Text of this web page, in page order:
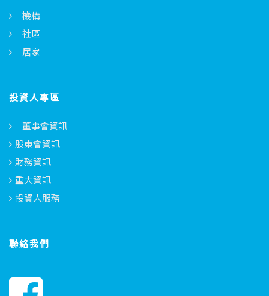
機構
社區
居家
投資人專區
董事會資訊
股東會資訊
財務資訊
重大資訊
投資人服務
聯絡我們